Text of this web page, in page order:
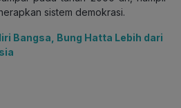
sistem demokrasi.
Bangsa, Bung Hatta Lebih dari